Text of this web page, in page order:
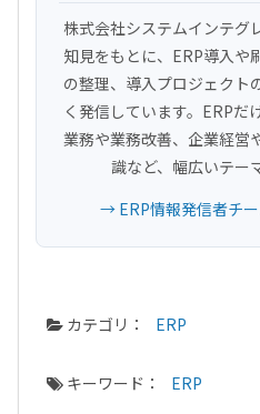
株式会社システムインテグ
知見をもとに、ERP導入や
の整理、導入プロジェクト
く発信しています。ERPだ
業務や業務改善、企業経営
識など、幅広いテー
→ ERP情報発信者チ
カテゴリ： ERP
キーワード： ERP